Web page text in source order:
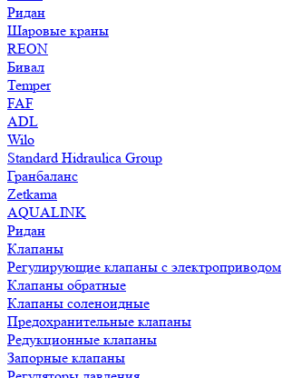
Ридан
Шаровые краны
REON
Бивал
Temper
FAF
ADL
Wilo
Standard Hidraulica Group
Гранбаланс
Zetkama
AQUALINK
Ридан
Клапаны
Регулирующие клапаны с электроприводом
Клапаны обратные
Клапаны соленоидные
Предохранительные клапаны
Редукционные клапаны
Запорные клапаны